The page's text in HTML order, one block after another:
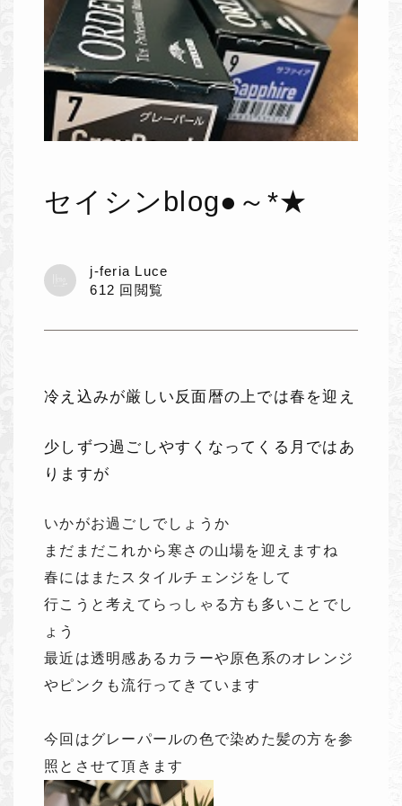
セイシンblog●～*★
j-feria Luce
612 回閲覧
冷え込みが厳しい反面暦の上では春を迎え
少しずつ過ごしやすくなってくる月ではあ
りますが
いかがお過ごしでしょうか
まだまだこれから寒さの山場を迎えますね
春にはまたスタイルチェンジをして
行こうと考えてらっしゃる方も多いことでし
ょう
最近は透明感あるカラーや原色系のオレンジ
やピンクも流行ってきています
今回はグレーパールの色で染めた髪の方を参
照とさせて頂きます